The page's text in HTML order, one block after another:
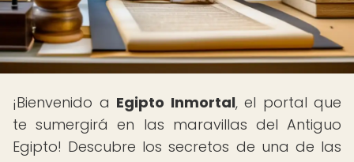
¡Bienvenido a Egipto Inmortal, el portal que
te sumergirá en las maravillas del Antiguo
Egipto! Descubre los secretos de una de las